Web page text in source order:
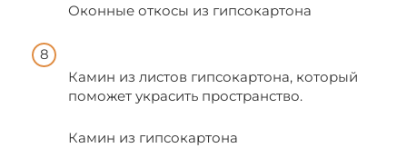
Оконные откосы из гипсокартона
Камин из листов гипсокартона, который
поможет украсить пространство.
Камин из гипсокартона